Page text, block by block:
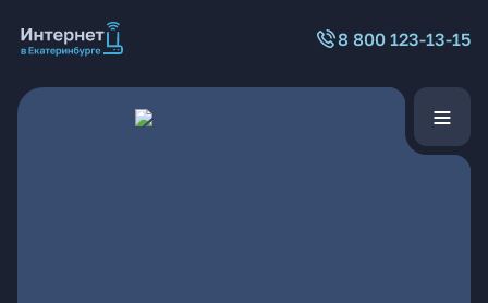
8 800 123-13-15